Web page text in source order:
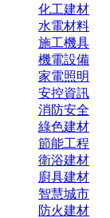
化工建材
水電材料
施工機具
機電設備
家電照明
安控資訊
消防安全
綠色建材
節能工程
衛浴建材
廚具建材
智慧城市
防火建材